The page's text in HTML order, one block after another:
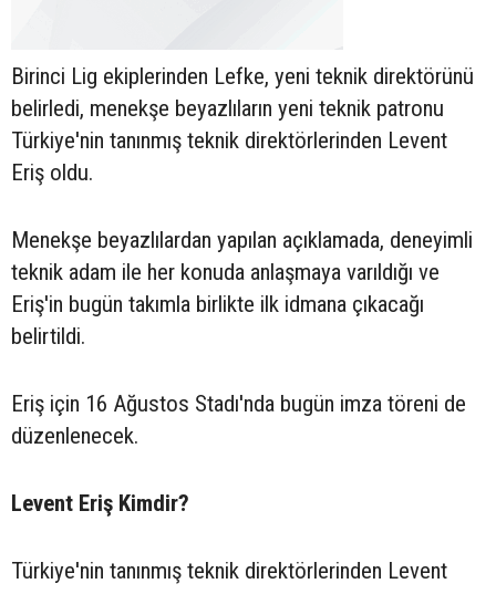
Birinci Lig ekiplerinden Lefke, yeni teknik direktörünü
belirledi, menekşe beyazlıların yeni teknik patronu
Türkiye'nin tanınmış teknik direktörlerinden Levent
Eriş oldu.
Menekşe beyazlılardan yapılan açıklamada, deneyimli
teknik adam ile her konuda anlaşmaya varıldığı ve
Eriş'in bugün takımla birlikte ilk idmana çıkacağı
belirtildi.
Eriş için 16 Ağustos Stadı'nda bugün imza töreni de
düzenlenecek.
Levent Eriş Kimdir?
Türkiye'nin tanınmış teknik direktörlerinden Levent